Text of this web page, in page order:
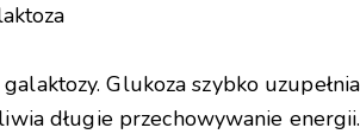
Glukoza szybko
długie przechowywanie